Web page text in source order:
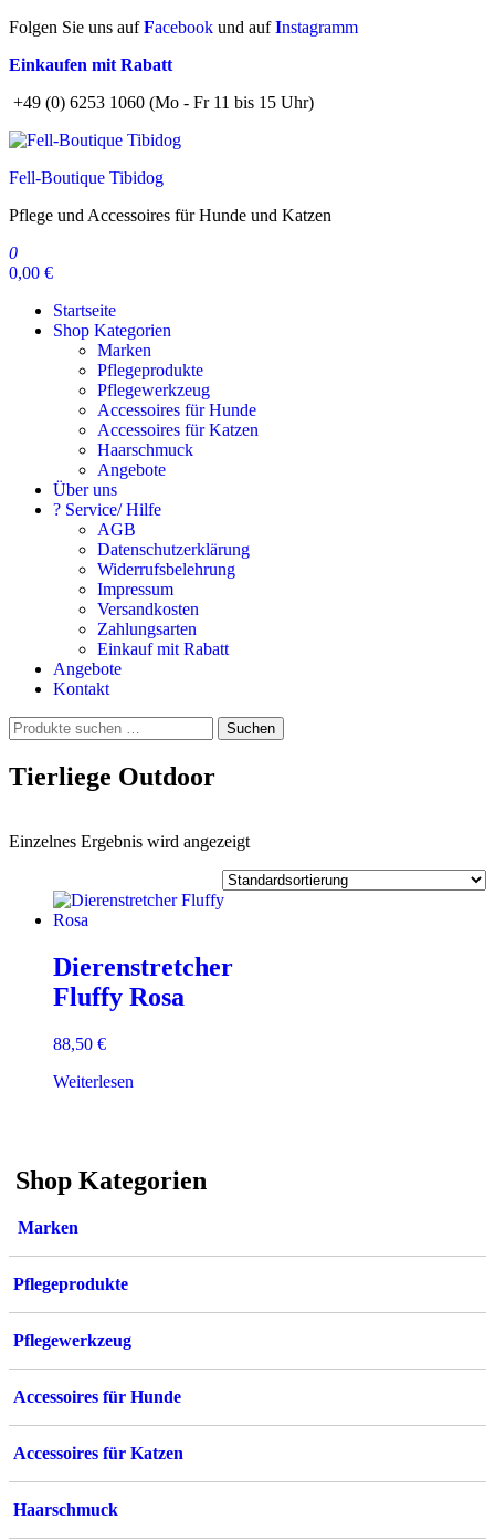
Zum
springen
Folgen Sie uns aufFacebook und aufInstagramm
Einkaufen mit Rabatt
+49 (0) 6253 1060 (Mo - Fr 11 bis 15 Uhr)
Fell-Boutique Tibidog
Pflege und Accessoires für Hunde und Katzen
0
0,00 €
Startseite
Shop Kategorien
Marken
Pflegeprodukte
Pflegewerkzeug
Accessoires für Hunde
Accessoires für Katzen
Haarschmuck
Angebote
Über uns
? Service/ Hilfe
AGB
Datenschutzerklärung
Widerrufsbelehrung
Impressum
Versandkosten
Zahlungsarten
Einkauf mit Rabatt
Angebote
Kontakt
Suchen
nach:
Suchen
Tierliege Outdoor
Einzelnes Ergebnis wird angezeigt
Dierenstretcher
Fluffy Rosa
88,50 €
Weiterlesen
Shop Kategorien
Marken
Pflegeprodukte
Pflegewerkzeug
Accessoires für Hunde
Accessoires für Katzen
Haarschmuck